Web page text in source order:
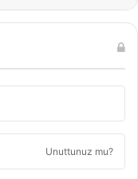
Unuttunuz mu?